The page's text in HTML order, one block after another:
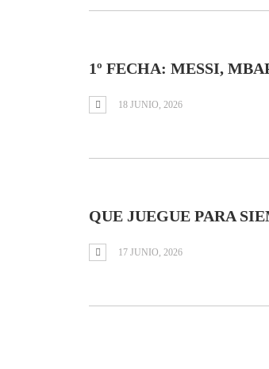
1º FECHA: MESSI,
18 JUNIO, 2026
QUE JUEGUE PARA
17 JUNIO, 2026